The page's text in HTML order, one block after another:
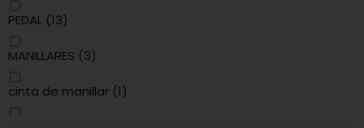
PEDAL (13)
MANILLARES (3)
cinta de manillar (1)